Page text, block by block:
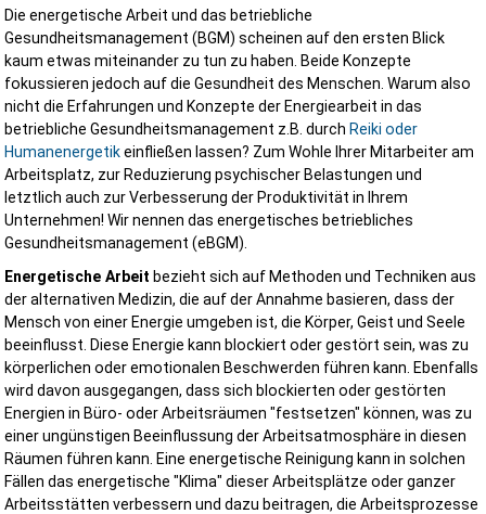
Die energetische Arbeit und das betriebliche
Gesundheitsmanagement (BGM) scheinen auf den ersten Blick
kaum etwas miteinander zu tun zu haben. Beide Konzepte
fokussieren jedoch auf die Gesundheit des Menschen. Warum also
nicht die Erfahrungen und Konzepte der Energiearbeit in das
betriebliche Gesundheitsmanagement z.B. durch Reiki oder
Humanenergetikeinfließen lassen? Zum Wohle Ihrer Mitarbeiter am
Arbeitsplatz, zur Reduzierung psychischer Belastungen und
letztlich auch zur Verbesserung der Produktivität in Ihrem
Unternehmen! Wir nennen das energetisches betriebliches
Gesundheitsmanagement (eBGM).
Energetische Arbeit bezieht sich auf Methoden und Techniken aus
der alternativen Medizin, die auf der Annahme basieren, dass der
Mensch von einer Energie umgeben ist, die Körper, Geist und Seele
beeinflusst. Diese Energie kann blockiert oder gestört sein, was zu
körperlichen oder emotionalen Beschwerden führen kann. Ebenfalls
wird davon ausgegangen, dass sich blockierten oder gestörten
Energien in Büro- oder Arbeitsräumen "festsetzen" können, was zu
einer ungünstigen Beeinflussung der Arbeitsatmosphäre in diesen
Räumen führen kann. Eine energetische Reinigung kann in solchen
Fällen das energetische "Klima" dieser Arbeitsplätze oder ganzer
Arbeitsstätten verbessern und dazu beitragen, die Arbeitsprozesse